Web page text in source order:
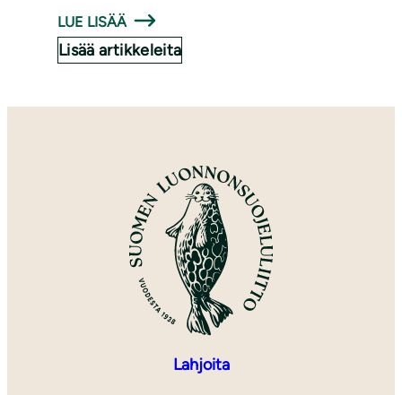
LUE LISÄÄ
Lisää artikkeleita
Lahjoita